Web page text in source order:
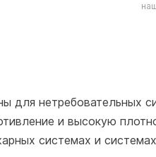
для нетребовательных
и высокую
системах и